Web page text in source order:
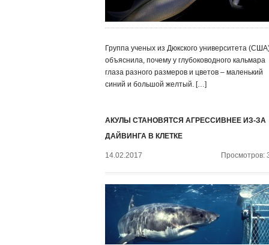
Группа ученых из Дюкского университета
объяснила, почему у глубоководного кальмара
глаза разного размеров и цветов – маленький
синий и большой желтый. […]
АКУЛЫ СТАНОВЯТСЯ АГРЕССИВНЕЕ ИЗ-ЗА
ДАЙВИНГА В КЛЕТКЕ
14.02.2017 Просмотров: